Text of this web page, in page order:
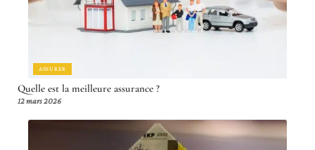
ASSURER
Quelle est la meilleure assurance ?
12 mars 2026